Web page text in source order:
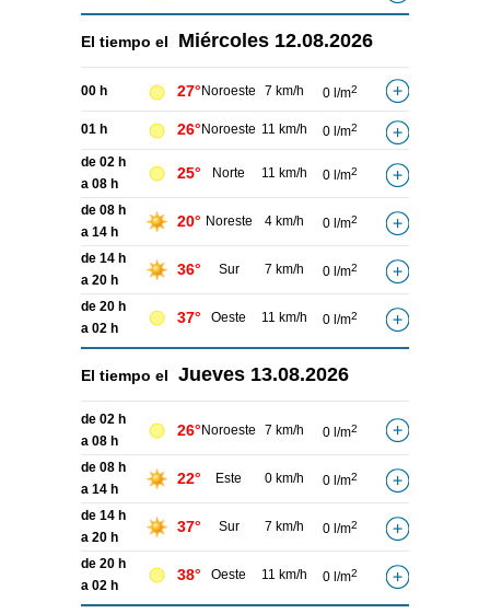
El tiempo el Miércoles 12.08.2026
00 h 27° Noroeste 7 km/h 0 l/m2
01 h 26° Noroeste 11 km/h 0 l/m2
de 02 h
a 08 h
25° Norte 11 km/h 0 l/m2
de 08 h
a 14 h
20° Noreste 4 km/h 0 l/m2
de 14 h
a 20 h
36° Sur 7 km/h 0 l/m2
de 20 h
a 02 h
37° Oeste 11 km/h 0 l/m2
El tiempo el Jueves 13.08.2026
de 02 h
a 08 h
26° Noroeste 7 km/h 0 l/m2
de 08 h
a 14 h
22° Este 0 km/h 0 l/m2
de 14 h
a 20 h
37° Sur 7 km/h 0 l/m2
de 20 h
a 02 h
38° Oeste 11 km/h 0 l/m2